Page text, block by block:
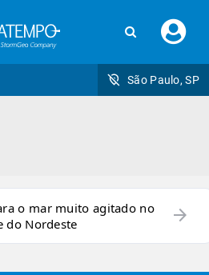
seu
São Paulo, SP
o mar muito agitado no
do Nordeste
arrow_forward